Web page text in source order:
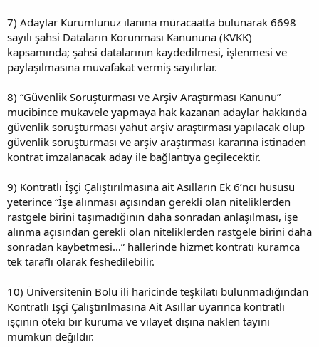
7) Adaylar Kurumlunuz ilanına müracaatta bulunarak 6698
sayılı şahsi Dataların Korunması Kanununa (KVKK)
kapsamında; şahsi datalarının kaydedilmesi, işlenmesi ve
paylaşılmasına muvafakat vermiş sayılırlar.
8) “Güvenlik Soruşturması ve Arşiv Araştırması Kanunu”
mucibince mukavele yapmaya hak kazanan adaylar hakkında
güvenlik soruşturması yahut arşiv araştırması yapılacak olup
güvenlik soruşturması ve arşiv araştırması kararına istinaden
kontrat imzalanacak aday ile bağlantıya geçilecektir.
9) Kontratlı İşçi Çalıştırılmasına ait Asılların Ek 6’ncı hususu
yeterince “İşe alınması açısından gerekli olan niteliklerden
rastgele birini taşımadığının daha sonradan anlaşılması, işe
alınma açısından gerekli olan niteliklerden rastgele birini daha
sonradan kaybetmesi…” hallerinde hizmet kontratı kuramca
tek taraflı olarak feshedilebilir.
10) Üniversitenin Bolu ili haricinde teşkilatı bulunmadığından
Kontratlı İşçi Çalıştırılmasına Ait Asıllar uyarınca kontratlı
işçinin öteki bir kuruma ve vilayet dışına naklen tayini
mümkün değildir.